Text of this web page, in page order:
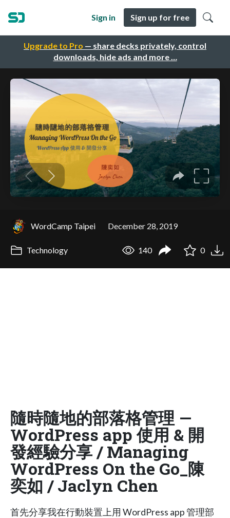
Upgrade to Pro — share decks privately, control
downloads, hide ads and more …
Sign in Sign up for free
WordCamp Taipei December 28, 2019
Technology 140 0
隨時隨地的部落格管理 —
WordPress app 使用 & 開
發經驗分享 / Managing
WordPress On the Go_陳
奕如 / Jaclyn Chen
首先分享我在行動裝置上用 WordPress app 管理部